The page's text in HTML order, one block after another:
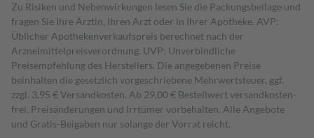
Zu Risiken und Nebenwirkungen lesen Sie die Packungsbeilage und
fragen Sie Ihre Ärztin, Ihren Arzt oder in Ihrer Apotheke. AVP:
Üblicher Apothekenverkaufspreis berechnet nach der
Arzneimittelpreisverordnung. UVP: Unverbindliche
Preisempfehlung des Herstellers. Die angegebenen Preise
beinhalten die gesetzlich vorgeschriebene Mehrwertsteuer, ggf.
zzgl. 3,95 € Versandkosten. Ab 29,00 € Bestell­wert versand­kosten­
frei. Preisänderungen und Irrtümer vorbehalten. Alle Angebote
und Gratis-Beigaben nur solange der Vorrat reicht.